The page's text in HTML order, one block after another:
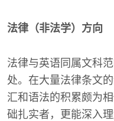
法律（非法学）方向
法律与英语同属文科
处。在大量法律条文
汇和语法的积累颇为
础扎实者，更能深入